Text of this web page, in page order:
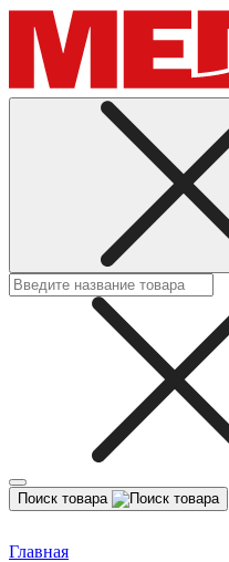
Поиск товара
Главная